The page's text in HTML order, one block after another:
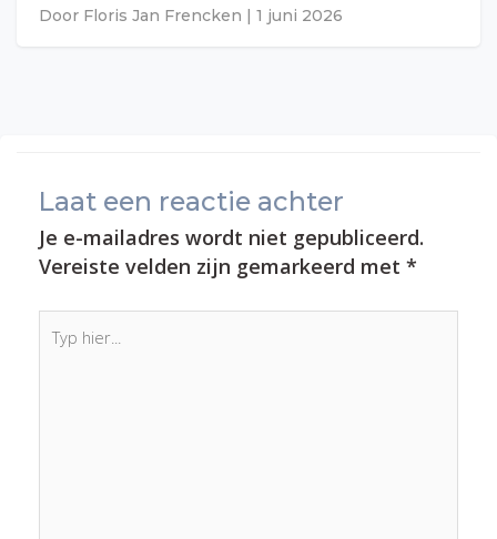
Door Floris Jan Frencken | 1 juni 2026
Laat een reactie achter
Je e-mailadres wordt niet gepubliceerd.
Vereiste velden zijn gemarkeerd met *
hier...